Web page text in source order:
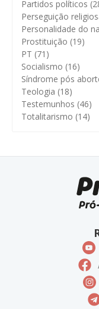
Partidos políticos
Perseguição
Personalidade do
Prostituição (19)
PT (71)
Socialismo (16)
Síndrome pós
Teologia (18)
Testemunhos (46)
Totalitarismo (14)